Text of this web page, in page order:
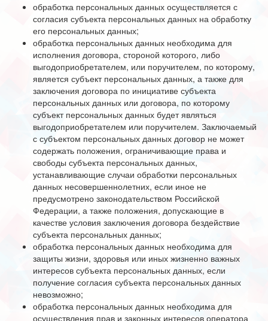
обработка персональных данных осуществляется с
согласия субъекта персональных данных на обработку
его персональных данных;
обработка персональных данных необходима для
исполнения договора, стороной которого, либо
выгодоприобретателем, или поручителем, по которому,
является субъект персональных данных, а также для
заключения договора по инициативе субъекта
персональных данных или договора, по которому
субъект персональных данных будет являться
выгодоприобретателем или поручителем. Заключаемый
с субъектом персональных данных договор не может
содержать положения, ограничивающие права и
свободы субъекта персональных данных,
устанавливающие случаи обработки персональных
данных несовершеннолетних, если иное не
предусмотрено законодательством Российской
Федерации, а также положения, допускающие в
качестве условия заключения договора бездействие
субъекта персональных данных;
обработка персональных данных необходима для
защиты жизни, здоровья или иных жизненно важных
интересов субъекта персональных данных, если
получение согласия субъекта персональных данных
невозможно;
обработка персональных данных необходима для
осуществления прав и законных интересов оператора